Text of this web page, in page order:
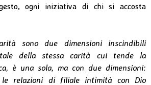
ogni iniziativa di chi si accosta
sono due dimensioni inscindibili
della stessa carità cui tende la
è una sola, ma con due dimensioni:
le relazioni di filiale intimità con Dio